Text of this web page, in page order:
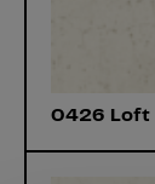
0426 Loft